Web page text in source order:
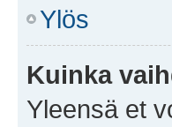
Ylös
Kuinka
Yleensä et